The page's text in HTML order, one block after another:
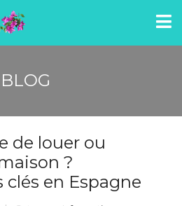
BLOG
de louer ou
?
en Espagne